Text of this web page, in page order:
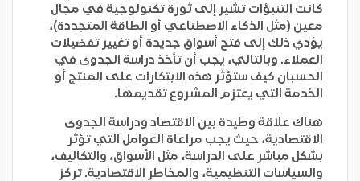
كانت التنبؤات تشير إلى ثورة تكنولوجية في مجال
معين (مثل الذكاء الاصطناعي أو الطاقة المتجددة)،
يؤدي ذلك إلى فتح أسواق جديدة أو تغيير تفضيلات
العملاء. وبالتالي، يجب أن تأخذ دراسة الجدوى في
الحسبان كيف ستؤثر هذه الابتكارات على المنتج أو
الخدمة التي يعتزم المشروع تقديمها.
هناك علاقة وطيدة بين الاقتصاد ودراسة الجدوى
الاقتصادية، حيث يجب مراعاة العوامل التي تؤثر
بشكل مباشر على الدراسة، مثل الأسواق، والتكاليف،
والسياسات التنظيمية، والمخاطر الاقتصادية. تركز